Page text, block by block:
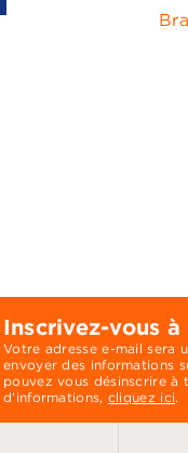
Inscrivez-vous
Votre adresse e-mail sera
envoyer des informations
pouvez vous désinscrire à
d’informations, cliquez ici.